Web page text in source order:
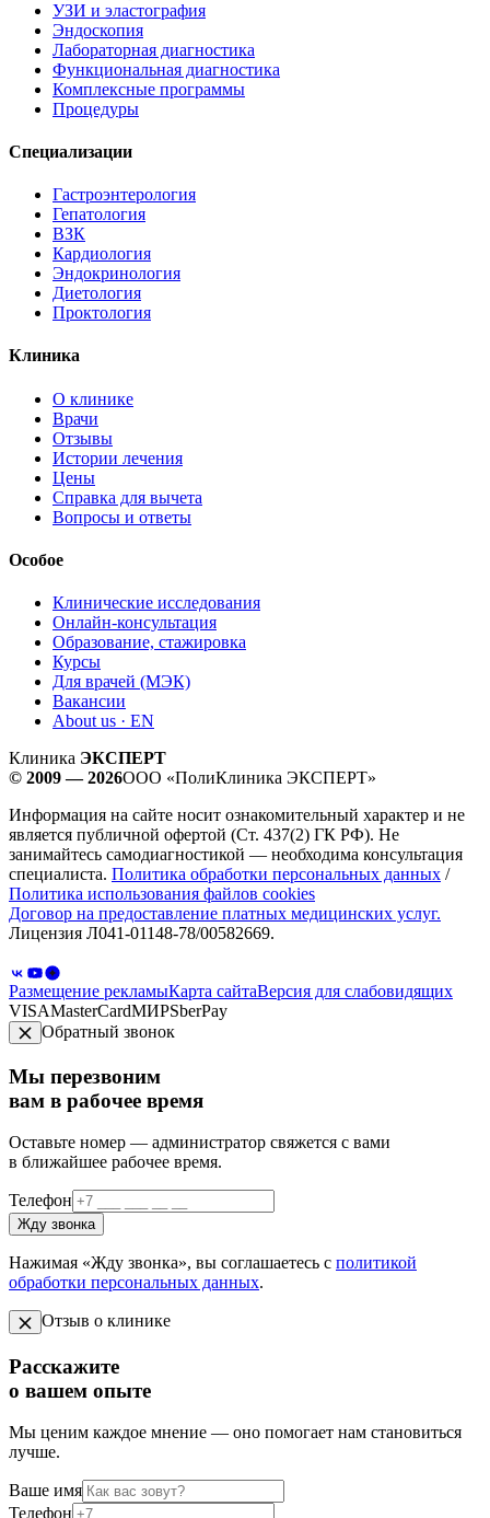
УЗИ и эластография
Эндоскопия
Лабораторная диагностика
Функциональная диагностика
Комплексные программы
Процедуры
Специализации
Гастроэнтерология
Гепатология
ВЗК
Кардиология
Эндокринология
Диетология
Проктология
Клиника
О клинике
Врачи
Отзывы
Истории лечения
Цены
Справка для вычета
Вопросы и ответы
Особое
Клинические исследования
Онлайн-консультация
Образование, стажировка
Курсы
Для врачей (МЭК)
Вакансии
About us · EN
Клиника ЭКСПЕРТ
© 2009 — 2026ООО «ПолиКлиника ЭКСПЕРТ»
Информация на сайте носит ознакомительный характер и не
является публичной офертой (Ст. 437(2) ГК РФ). Не
занимайтесь самодиагностикой — необходима консультация
специалиста. Политика обработки персональных данных /
Политика использования файлов cookies
Договор на предоставление платных медицинских услуг.
Лицензия Л041-01148-78/00582669.
Размещение рекламыКарта сайтаВерсия для слабовидящих
VISAMasterCardМИРSberPay
Обратный звонок
Мы перезвоним
вам в рабочее время
Оставьте номер — администратор свяжется с вами
в ближайшее рабочее время.
Телефон
Жду звонка
Нажимая «Жду звонка», вы соглашаетесь с политикой
обработки персональных данных.
Отзыв о клинике
Расскажите
о вашем опыте
Мы ценим каждое мнение — оно помогает нам становиться
лучше.
Ваше имя
Телефон